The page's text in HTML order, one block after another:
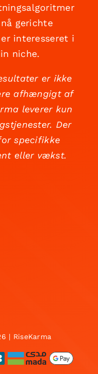
gerichte
interesseret i
niche.
er ikke
afhængigt af
leverer kun
Der
specifikke
eller vækst.
| RiseKarma